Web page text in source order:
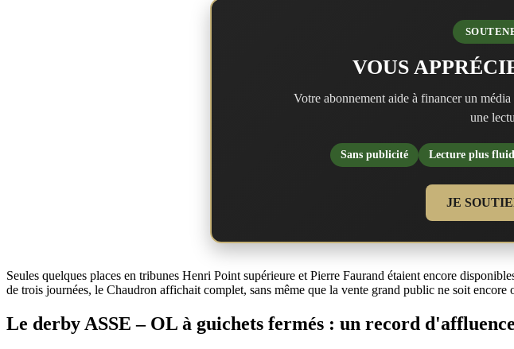
VOUS
Votre abonnement aide à financer un
une
Sans publicité Lecture plus
JE
Seules quelques places en tribunes Henri Point supérieure et Pierre Faurand étaient encore
de trois journées, le Chaudron affichait complet, sans même que la vente grand public ne soit
Le derby ASSE – OL à guichets fermés : un record